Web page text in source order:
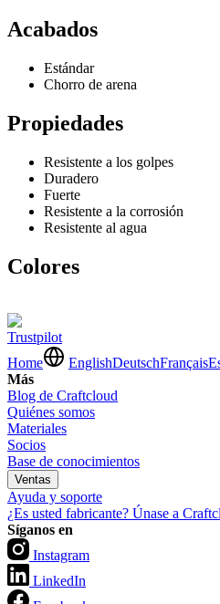
Acabados
Estándar
Chorro de arena
Propiedades
Resistente a los golpes
Duradero
Fuerte
Resistente a la corrosión
Resistente al agua
Colores
Trustpilot
Home
EnglishDeutschFrançais
Más
Blog de Craftcloud
Quiénes somos
Materiales
Socios
Base de conocimientos
Ventas
Ayuda y soporte
¿Es usted fabricante? Únase a
Síganos en
Instagram
LinkedIn